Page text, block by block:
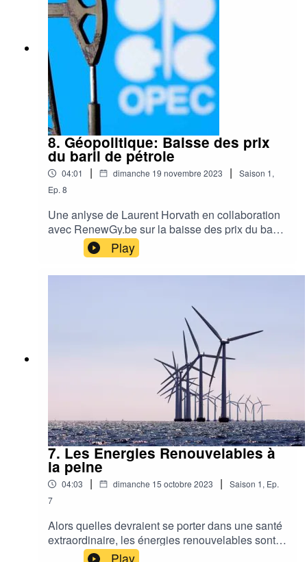
8. Géopolitique: Baisse des prix
du baril de pétrole
04:01 | dimanche 19 novembre 2023 | Saison 1,
Ep. 8
Une anlyse de Laurent Horvath en collaboration
avec RenewGy.be sur la baisse des prix du baril
de pétrole et la prochaine rencontre de l'OPEP le
26 novembre 2023
Play
7. Les Energies Renouvelables à
la peine
04:03 | dimanche 15 octobre 2023 | Saison 1, Ep.
7
Alors quelles devraient se porter dans une santé
extraordinaire, les énergies renouvelables sont à
la peine notamment à la bourse.Solaire ou
Play